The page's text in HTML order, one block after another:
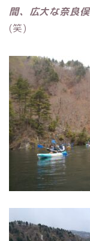
間、広大な奈良
(笑)